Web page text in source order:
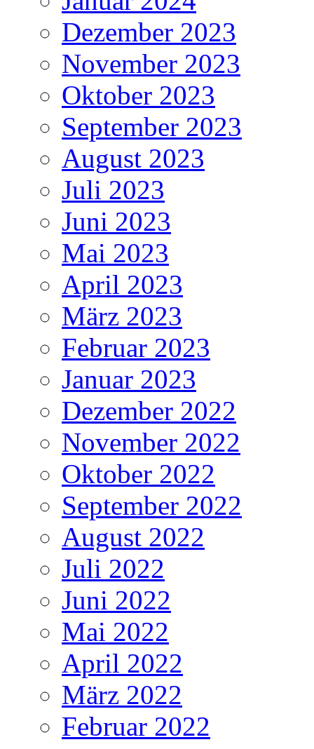
Dezember 2023
November 2023
Oktober 2023
September 2023
August 2023
Juli 2023
Juni 2023
Mai 2023
April 2023
März 2023
Februar 2023
Januar 2023
Dezember 2022
November 2022
Oktober 2022
September 2022
August 2022
Juli 2022
Juni 2022
Mai 2022
April 2022
März 2022
Februar 2022